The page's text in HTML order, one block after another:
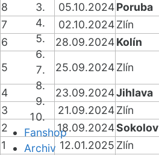
Fanshop
Archiv
8
05.10.2024Poruba
7
02.10.2024Zlín
6
28.09.2024Kolín
5
25.09.2024Zlín
4
23.09.2024Jihlava
3
21.09.2024Zlín
2
18.09.2024Sokolov
1
12.01.2025 Zlín